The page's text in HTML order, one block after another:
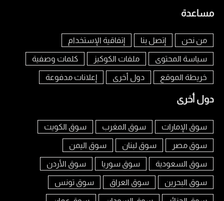
مساعدة
من نحن إتصل بنا إتفاقية الإستخدام
سياسة المحتوى ملفات الكوكيز كلمات وصفية
خريطة الموقع دول أخرى إعلانات مدفوعة
دول أخرى
سوق الإمارات سوق المغرب سوق الكويت
سوق مصر سوق لبنان سوق اليمن
سوق السعودية سوق سوريا سوق الأردن
سوق البحرين سوق العراق سوق تونس